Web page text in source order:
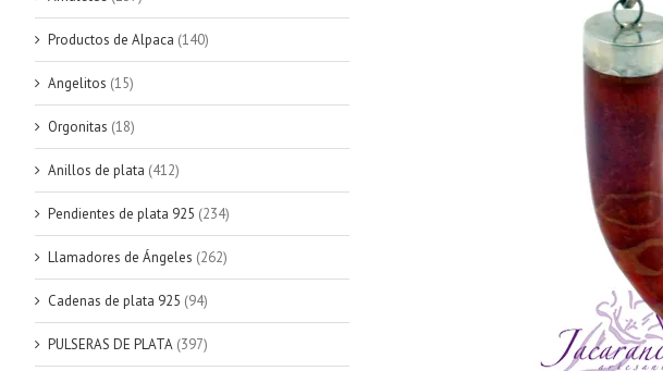
Productos de Alpaca (140)
Angelitos (15)
Orgonitas (18)
Anillos de plata (412)
Pendientes de plata 925 (234)
Llamadores de Ángeles (262)
Cadenas de plata 925 (94)
PULSERAS DE PLATA (397)